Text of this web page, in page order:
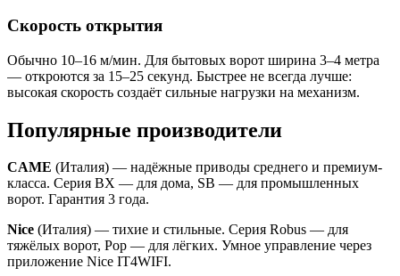
Скорость открытия
Обычно 10–16 м/мин. Для бытовых ворот ширина 3–4 метра
— откроются за 15–25 секунд. Быстрее не всегда лучше:
высокая скорость создаёт сильные нагрузки на механизм.
Популярные производители
CAME (Италия) — надёжные приводы среднего и премиум-
класса. Серия BX — для дома, SB — для промышленных
ворот. Гарантия 3 года.
Nice (Италия) — тихие и стильные. Серия Robus — для
тяжёлых ворот, Pop — для лёгких. Умное управление через
приложение Nice IT4WIFI.